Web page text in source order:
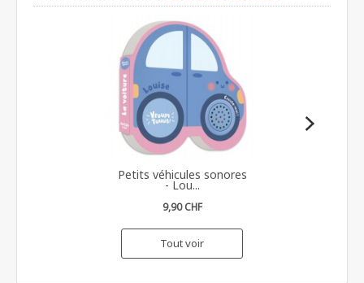
Petits véhicules sonores
- Lou...
9,90 CHF
Tout voir